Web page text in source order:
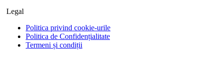
Legal
Politica privind cookie-urile
Politica de Confidențialitate
Termeni și condiții